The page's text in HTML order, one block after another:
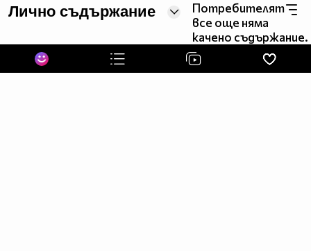
Лично съдържание
Потребителят
все още няма
качено съдържание.